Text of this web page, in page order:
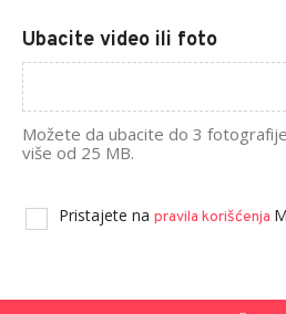
Ubacite video ili foto
Možete da ubacite do 3
više od 25 MB.
Pristajete na pravila korišćenja